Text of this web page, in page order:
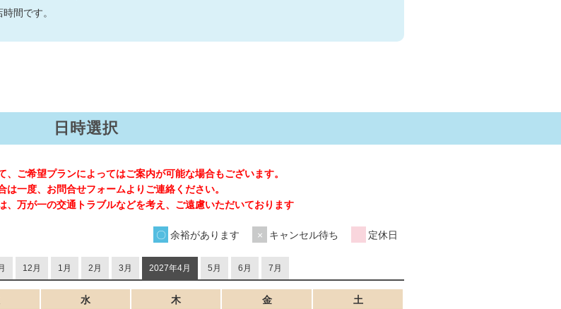
間です。
日時選択
ご希望プランによってはご案内が可能な場合もございます。
は一度、お問合せフォームよりご連絡ください。
、万が一の交通トラブルなどを考え、ご遠慮いただいております
余裕があります キャンセル待ち 定休日
12月 1月 2月 3月 2027年4月 5月 6月 7月
水 木 金 土